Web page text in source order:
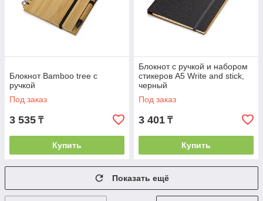
Блокнот Bamboo tree с
ручкой
Под заказ
3 535 ₸
Купить
Блокнот с ручкой и набором
стикеров А5 Write and stick,
черный
Под заказ
3 401 ₸
Купить
Показать ещё